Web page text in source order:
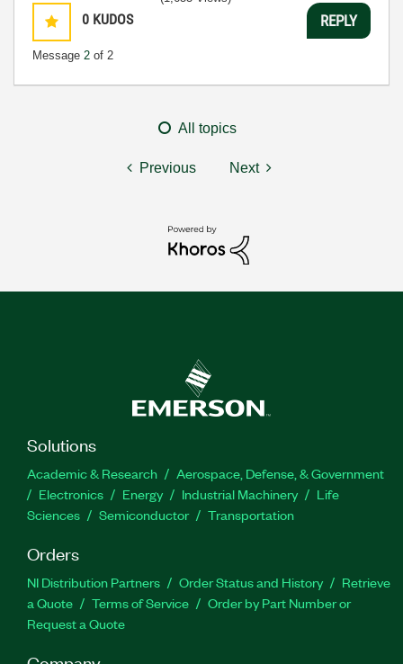
0 KUDOS
Message 2 of 2
REPLY
All topics
Previous Next
Solutions
Academic & Research
Aerospace, Defense, & Government
Electronics
Energy Industrial Machinery
Life
Sciences
Semiconductor Transportation
Orders
NI Distribution Partners Order Status and History
Retrieve
a Quote
Terms of Service
Order by Part Number or
Request a Quote